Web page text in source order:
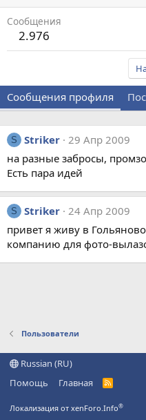
Сообщения
2.976
Сообщения профиля
S Striker 29 Апр 2009
на разные забросы,
Есть пара идей
S Striker 24 Апр 2009
привет я живу в
компанию для фото-
Пользователи
Russian (RU)
Помощь
Главная
R
Локализация от xenForo.Info®